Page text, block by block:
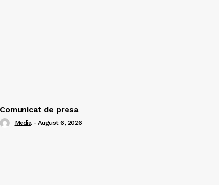
Comunicat de presa
Media - August 6, 2026